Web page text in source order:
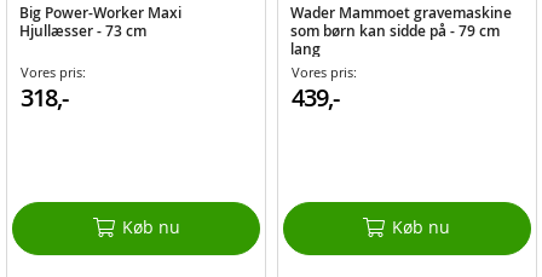
Big Power-Worker Maxi
Hjullæsser - 73 cm
Vores pris:
318,-
Køb nu
Wader Mammoet gravemaskine
som børn kan sidde på - 79 cm
lang
Vores pris:
439,-
Køb nu